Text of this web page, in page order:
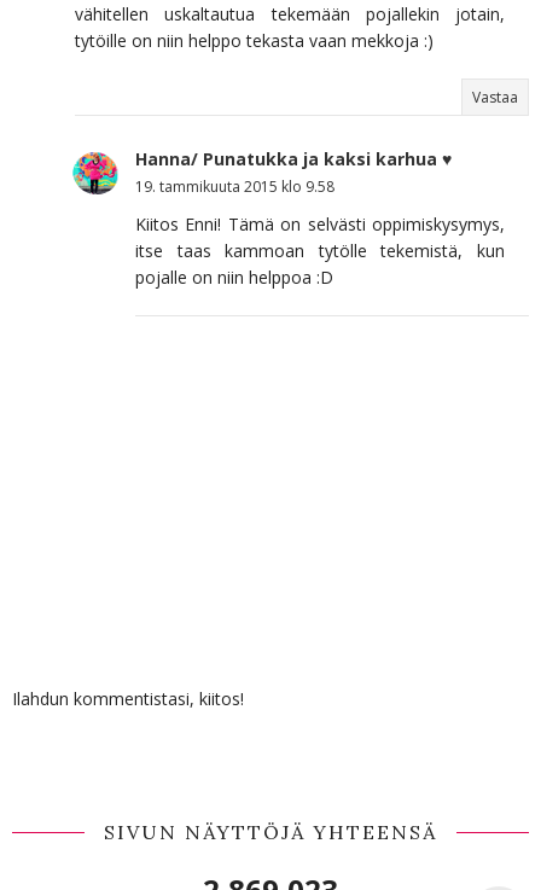
vähitellen uskaltautua tekemään pojallekin jotain,
tytöille on niin helppo tekasta vaan mekkoja :)
Vastaa
Hanna/ Punatukka ja kaksi karhua ♥
19. tammikuuta 2015 klo 9.58
Kiitos Enni! Tämä on selvästi oppimiskysymys,
itse taas kammoan tytölle tekemistä, kun
pojalle on niin helppoa :D
Ilahdun kommentistasi, kiitos!
SIVUN NÄYTTÖJÄ YHTEENSÄ